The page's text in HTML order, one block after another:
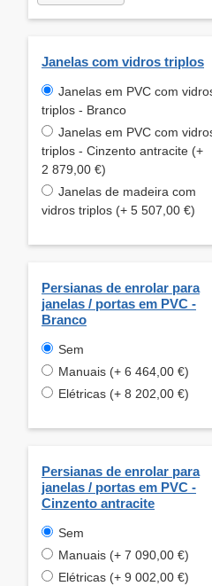
Janelas com vidros triplos
Janelas em PVC com
triplos - Branco
Janelas em PVC com
triplos - Cinzento antracite (+
2 879,00 €)
Janelas de madeira com
vidros triplos (+ 5 507,00 €)
Persianas de enrolar para
janelas / portas em PVC -
Branco
Sem
Manuais (+ 6 464,00 €)
Elétricas (+ 8 202,00 €)
Persianas de enrolar para
janelas / portas em PVC -
Cinzento antracite
Sem
Manuais (+ 7 090,00 €)
Elétricas (+ 9 002,00 €)